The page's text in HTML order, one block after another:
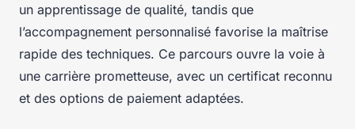
un apprentissage de qualité, tandis que
l’accompagnement personnalisé favorise la maîtrise
rapide des techniques. Ce parcours ouvre la voie à
une carrière prometteuse, avec un certificat reconnu
et des options de paiement adaptées.